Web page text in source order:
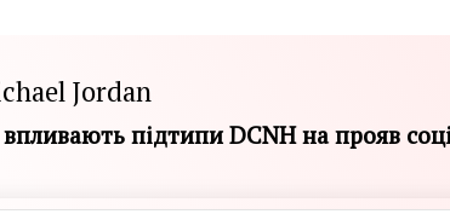
Jordan
підтипи DCNH на прояв